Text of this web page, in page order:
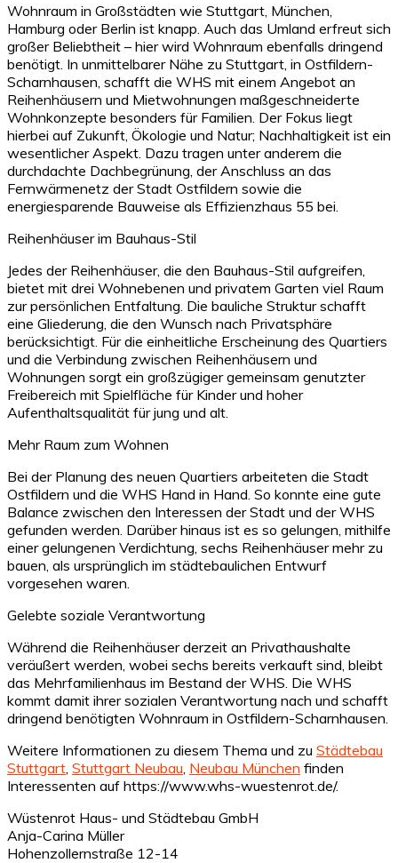
Wohnraum in Großstädten wie Stuttgart, München,
Hamburg oder Berlin ist knapp. Auch das Umland erfreut sich
großer Beliebtheit – hier wird Wohnraum ebenfalls dringend
benötigt. In unmittelbarer Nähe zu Stuttgart, in Ostfildern-
Scharnhausen, schafft die WHS mit einem Angebot an
Reihenhäusern und Mietwohnungen maßgeschneiderte
Wohnkonzepte besonders für Familien. Der Fokus liegt
hierbei auf Zukunft, Ökologie und Natur; Nachhaltigkeit ist ein
wesentlicher Aspekt. Dazu tragen unter anderem die
durchdachte Dachbegrünung, der Anschluss an das
Fernwärmenetz der Stadt Ostfildern sowie die
energiesparende Bauweise als Effizienzhaus 55 bei.
Reihenhäuser im Bauhaus-Stil
Jedes der Reihenhäuser, die den Bauhaus-Stil aufgreifen,
bietet mit drei Wohnebenen und privatem Garten viel Raum
zur persönlichen Entfaltung. Die bauliche Struktur schafft
eine Gliederung, die den Wunsch nach Privatsphäre
berücksichtigt. Für die einheitliche Erscheinung des Quartiers
und die Verbindung zwischen Reihenhäusern und
Wohnungen sorgt ein großzügiger gemeinsam genutzter
Freibereich mit Spielfläche für Kinder und hoher
Aufenthaltsqualität für jung und alt.
Mehr Raum zum Wohnen
Bei der Planung des neuen Quartiers arbeiteten die Stadt
Ostfildern und die WHS Hand in Hand. So konnte eine gute
Balance zwischen den Interessen der Stadt und der WHS
gefunden werden. Darüber hinaus ist es so gelungen, mithilfe
einer gelungenen Verdichtung, sechs Reihenhäuser mehr zu
bauen, als ursprünglich im städtebaulichen Entwurf
vorgesehen waren.
Gelebte soziale Verantwortung
Während die Reihenhäuser derzeit an Privathaushalte
veräußert werden, wobei sechs bereits verkauft sind, bleibt
das Mehrfamilienhaus im Bestand der WHS. Die WHS
kommt damit ihrer sozialen Verantwortung nach und schafft
dringend benötigten Wohnraum in Ostfildern-Scharnhausen.
Weitere Informationen zu diesem Thema und zu Städtebau
Stuttgart Stuttgart Neubau Neubau München finden
Interessenten auf https://www.whs-wuestenrot.de/.
Wüstenrot Haus- und Städtebau GmbH
Anja-Carina Müller
Hohenzollernstraße 12-14